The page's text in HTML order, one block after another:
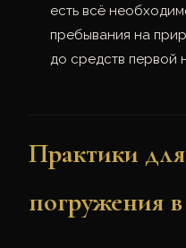
есть всё
пребывания на
до средств первой
Практики для
погружения